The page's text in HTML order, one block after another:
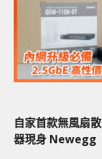
自家首款無風扇
器現身 Newegg